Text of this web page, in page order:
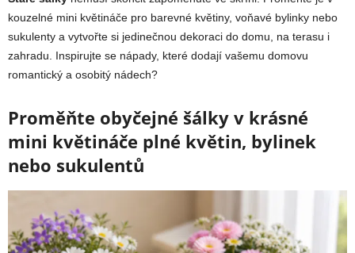
kouzelné mini květináče pro barevné květiny, voňavé bylinky nebo
sukulenty a vytvořte si jedinečnou dekoraci do domu, na terasu i
zahradu. Inspirujte se nápady, které dodají vašemu domovu
romantický a osobitý nádech?
Proměňte obyčejné šálky v krásné
mini květináče plné květin, bylinek
nebo sukulentů